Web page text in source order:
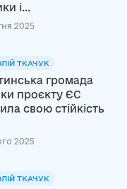
і...
2025
ТКАЧУК
громада
проєкту ЄС
свою стійкість
2025
ТКАЧУК